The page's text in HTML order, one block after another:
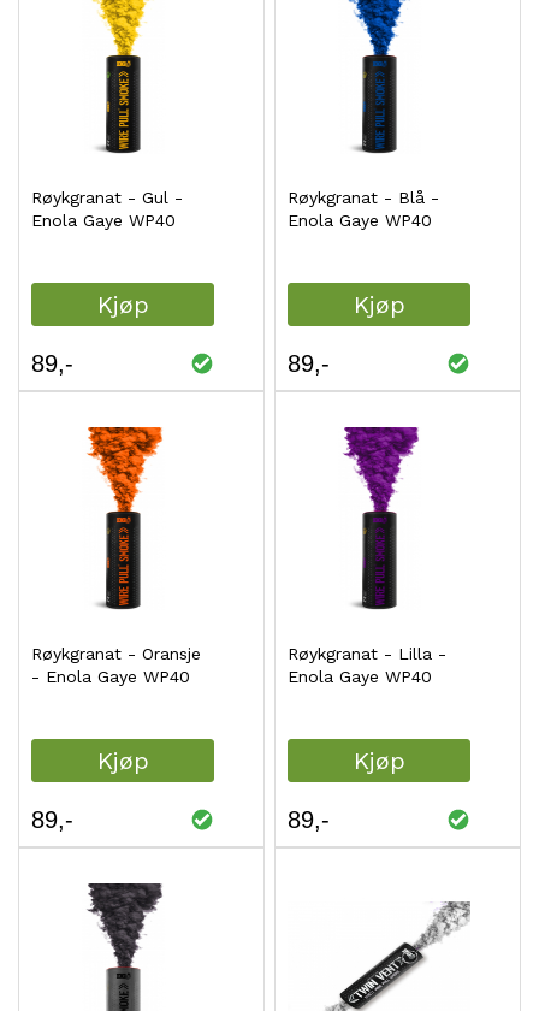
Røykgranat - Gul -
Enola Gaye WP40
Kjøp
89
Røykgranat - Blå -
Enola Gaye WP40
Kjøp
89
Røykgranat - Oransje
- Enola Gaye WP40
Kjøp
89
Røykgranat - Lilla -
Enola Gaye WP40
Kjøp
89